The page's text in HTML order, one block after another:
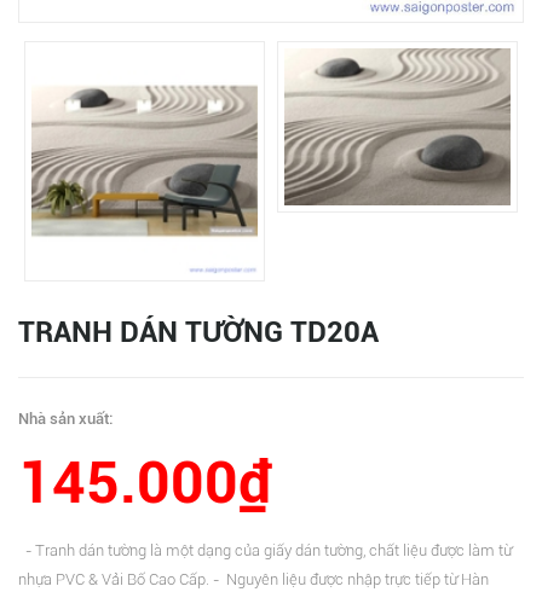
TRANH DÁN TƯỜNG TD20A
Nhà sản xuất:
145.000₫
- Tranh dán tường là một dạng của giấy dán tường, chất liệu được làm từ
nhựa PVC & Vải Bố Cao Cấp. - Nguyên liệu được nhập trực tiếp từ Hàn